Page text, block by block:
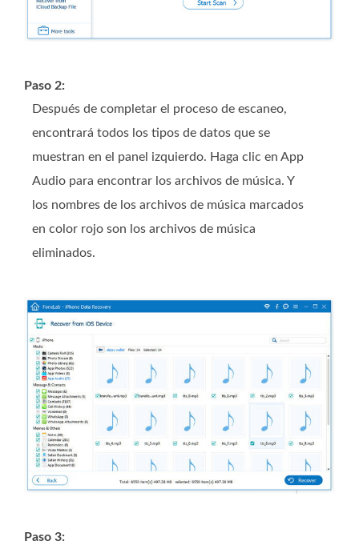
Paso 2:
Después de completar el proceso de escaneo,
encontrará todos los tipos de datos que se
muestran en el panel izquierdo. Haga clic en App
Audio para encontrar los archivos de música. Y
los nombres de los archivos de música marcados
en color rojo son los archivos de música
eliminados.
Paso 3: